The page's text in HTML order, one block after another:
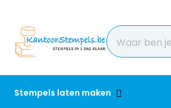
Stempels laten maken